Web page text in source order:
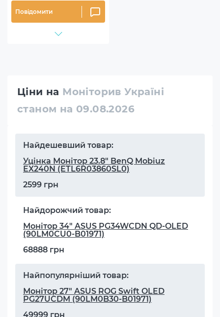
Повідомити
Ціни на Моніторив Україні
станом на 09.08.2026
Найдешевший товар:
Уцінка Монітор 23.8" BenQ Mobiuz
EX240N (ETL6R03860SL0)
2599 грн
Найдорожчий товар:
Монітор 34" ASUS PG34WCDN QD-OLED
(90LM0CU0-B01971)
68888 грн
Найпопулярніший товар:
Монітор 27" ASUS ROG Swift OLED
PG27UCDM (90LM0B30-B01971)
49999 грн